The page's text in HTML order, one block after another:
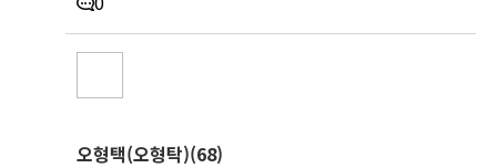
오형택(오형탁)(68)